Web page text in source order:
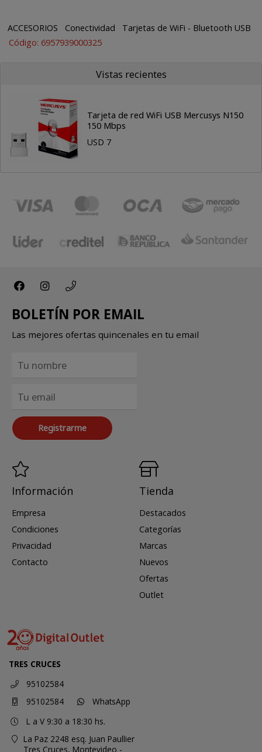
ACCESORIOS Conectividad
Tarjetas de WiFi - Bluetooth USB
Código: 6957939000325
Vistas recientes
Tarjeta de red WiFi USB Mercusys N150
150 Mbps
USD 7
BOLETÍN POR EMAIL
Las mejores ofertas quincenales en tu email
Registrarme
Información
Empresa
Condiciones
Privacidad
Contacto
Tienda
Destacados
Categorías
Marcas
Nuevos
Ofertas
Outlet
TRES CRUCES
95102584
95102584
WhatsApp
L a V 9:30 a 18:30 hs.
La Paz 2248 esq. Juan Paullier
Tres Cruces, Montevideo -